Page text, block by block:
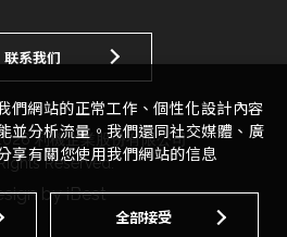
联系我们
利機企業股份有限公司
Reserved.
by iBest
們網站的正常工作、個性化設計內容
並分析流量。我們還同社交媒體、廣
享有關您使用我們網站的信息
全部接受